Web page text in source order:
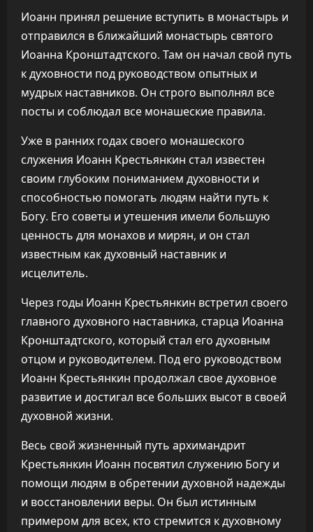
Иоанн принял решение вступить в монастырь и
отправился в ближайший монастырь святого
Иоанна Кронштадтского. Там он начал свой путь
к духовности под руководством опытных и
мудрых наставников. Он строго выполнял все
посты и соблюдал все монашеские правила.
Уже в ранних годах своего монашеского
служения Иоанн Крестьянкин стал известен
своим глубоким пониманием духовности и
способностью помогать людям найти путь к
Богу. Его советы и утешения имели большую
ценность для монахов и мирян, и он стал
известным как духовный наставник и
исцелитель.
Через годы Иоанн Крестьянкин встретил своего
главного духовного наставника, старца Иоанна
Кронштадтского, который стал его духовным
отцом и руководителем. Под его руководством
Иоанн Крестьянкин продолжал свое духовное
развитие и достигал все больших высот в своей
духовной жизни.
Весь свой жизненный путь архимандрит
Крестьянкин Иоанн посвятил служению Богу и
помощи людям в обретении духовной надежды
и восстановлении веры. Он был истинным
примером для всех, кто стремится к духовному